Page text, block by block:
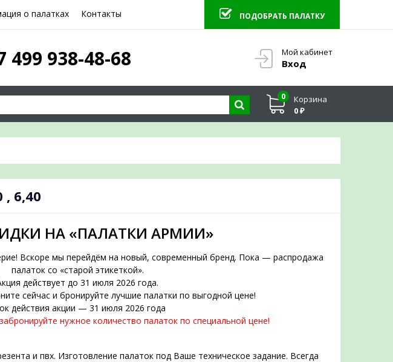
о палатках Контакты ПОДОБРАТЬ ПАЛАТКУ
Мой кабинет
Вход
499 938-48-68
0
Корзина
0 ₽
, 6,40
НА «ПАЛАТКИ АРМИИ»
Вскоре мы перейдём на новый, современный бренд. Пока — распродажа
палаток со «старой этикеткой».
действует до 31 июля 2026 года.
сейчас и бронируйте лучшие палатки по выгодной цене!
действия акции — 31 июля 2026 года
нужное количество палаток по специальной цене!
и пвх. Изготовление палаток под Ваше техническое задание. Всегда
ПАЛАТКУ
по любым вопросам